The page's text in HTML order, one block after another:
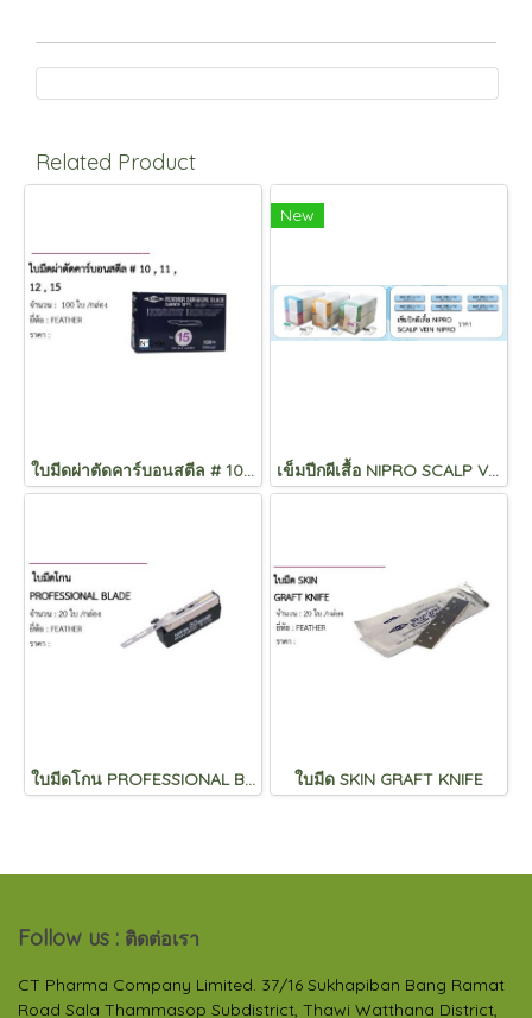
Related Product
ใบมีดผ่าตัดคาร์บอนสตีล # 10 , 11 , 12 , 15
New
เข็มปีกผีเสื้อ NIPRO SCALP VEIN NIPRO
ใบมีดโกน PROFESSIONAL BLADE ใบมีด SKIN GRAFT KNIFE
Follow us : ติดต่อเรา
CT Pharma Company Limited. 37/16 Sukhapiban Bang Ramat
Road Sala Thammasop Subdistrict, Thawi Watthana District,